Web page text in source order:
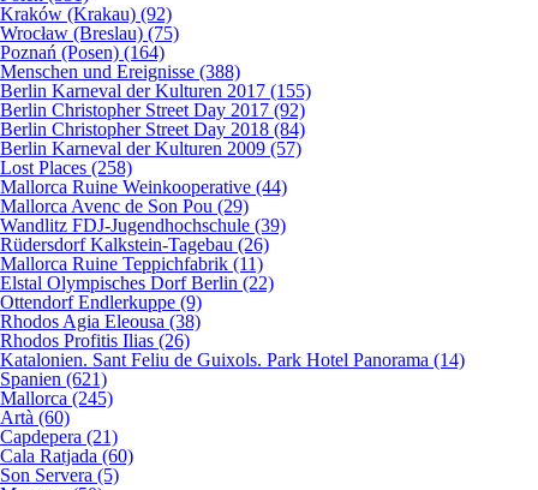
Kraków (Krakau) (92)
Wrocław (Breslau) (75)
Poznań (Posen) (164)
Menschen und Ereignisse (388)
Berlin Karneval der Kulturen 2017 (155)
Berlin Christopher Street Day 2017 (92)
Berlin Christopher Street Day 2018 (84)
Berlin Karneval der Kulturen 2009 (57)
Lost Places (258)
Mallorca Ruine Weinkooperative (44)
Mallorca Avenc de Son Pou (29)
Wandlitz FDJ-Jugendhochschule (39)
Rüdersdorf Kalkstein-Tagebau (26)
Mallorca Ruine Teppichfabrik (11)
Elstal Olympisches Dorf Berlin (22)
Ottendorf Endlerkuppe (9)
Rhodos Agia Eleousa (38)
Rhodos Profitis Ilias (26)
Katalonien. Sant Feliu de Guixols. Park Hotel Panorama (14)
Spanien (621)
Mallorca (245)
Artà (60)
Capdepera (21)
Cala Ratjada (60)
Son Servera (5)